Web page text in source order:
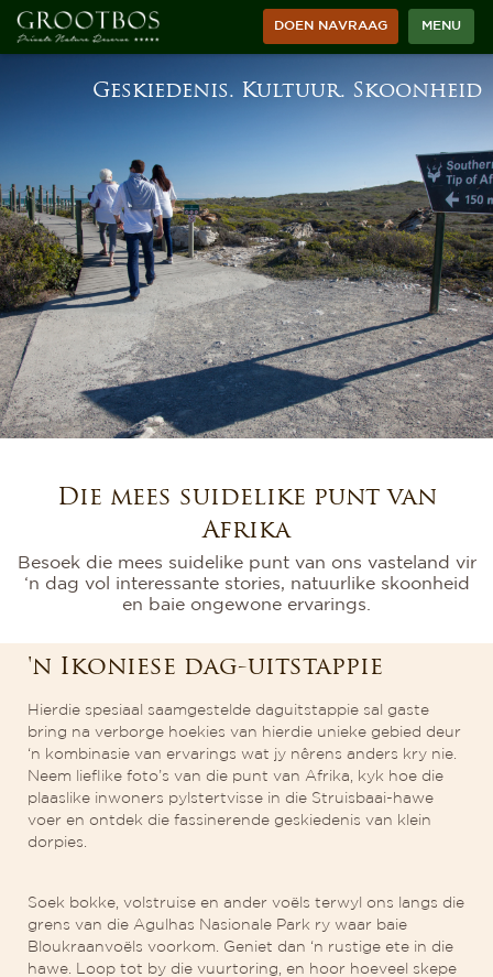
DOEN NAVRAAG MENU
Geskiedenis. Kultuur. Skoonheid
Die mees suidelike punt van
Afrika
Besoek die mees suidelike punt van ons vasteland vir
‘n dag vol interessante stories, natuurlike skoonheid
en baie ongewone ervarings.
'n Ikoniese dag-uitstappie
Hierdie spesiaal saamgestelde daguitstappie sal gaste
bring na verborge hoekies van hierdie unieke gebied deur
‘n kombinasie van ervarings wat jy nêrens anders kry nie.
Neem lieflike foto’s van die punt van Afrika, kyk hoe die
plaaslike inwoners pylstertvisse in die Struisbaai-hawe
voer en ontdek die fassinerende geskiedenis van klein
dorpies.
Soek bokke, volstruise en ander voëls terwyl ons langs die
grens van die Agulhas Nasionale Park ry waar baie
Bloukraanvoëls voorkom. Geniet dan ‘n rustige ete in die
hawe. Loop tot by die vuurtoring, en hoor hoeveel skepe